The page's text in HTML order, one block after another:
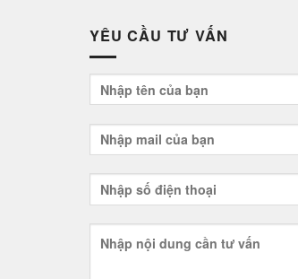
YÊU CẦU TƯ VẤN